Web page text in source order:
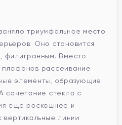
триумфальное место
Оно становится
филигранным. Вместо
плафонов рассеивание
элементы, образующие
сочетание стекла с
еще роскошнее и
вертикальные линии